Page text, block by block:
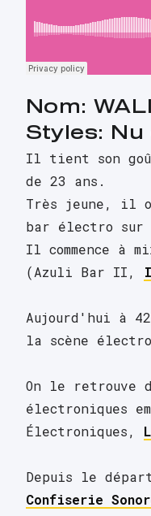
Nom:
Styles: Nu
Il tient son
de 23 ans.
Très jeune, il
bar électro sur
Il commence à
(Azuli Bar II,
Aujourd'hui à
la scène
On le retrouve
électroniques
Électroniques,
Depuis le
Confiserie